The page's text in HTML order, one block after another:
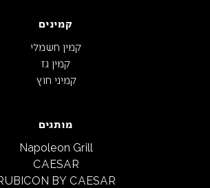
קמינים
קמין חשמלי
קמין גז
קמיני חוץ
מותגים
Napoleon Grill
CAESAR
BY CAESAR